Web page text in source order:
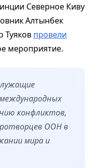
Северное Киву
Алтынбек
Туяков провели
мероприятие.
конфликтов,
ООН в
мира и